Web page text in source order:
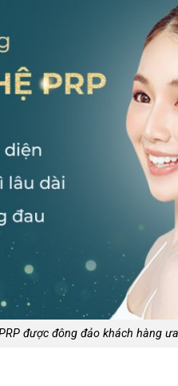
được đông đảo khách hàng